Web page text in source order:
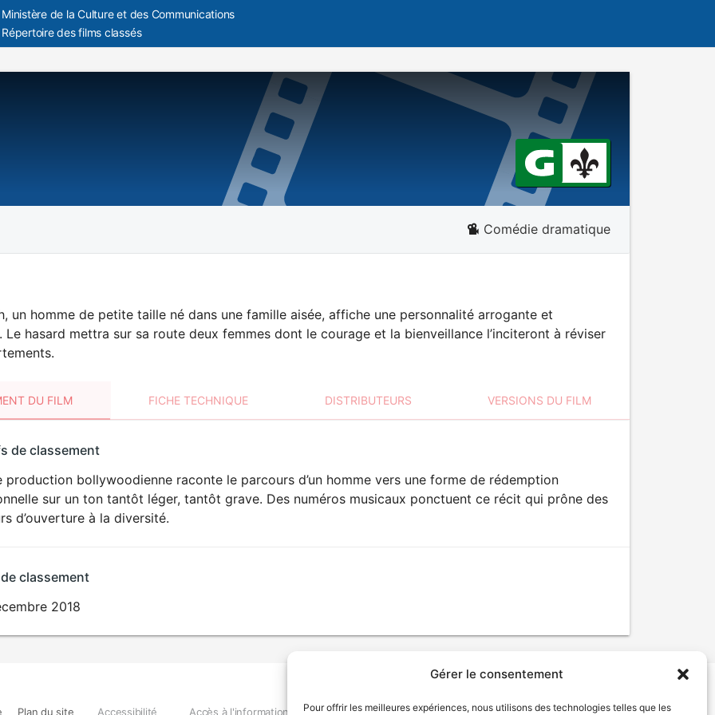
Gérer le consentement
Pour offrir les meilleures expériences, nous utilisons des technologies telles que les
Ministère de la Culture et des Communications
Répertoire des films classés
Comédie dramatique
un homme de petite taille né dans une famille aisée, affiche une personnalité arrogante et
Le hasard mettra sur sa route deux femmes dont le courage et la bienveillance l’inciteront à réviser
DU FILM FICHE TECHNIQUE DISTRIBUTEURS VERSIONS DU FILM
de classement
production bollywoodienne raconte le parcours d’un homme vers une forme de rédemption
sur un ton tantôt léger, tantôt grave. Des numéros musicaux ponctuent ce récit qui prône des
d’ouverture à la diversité.
classement
2018
Plan du site Accessibilité Accès à l'information Déclaration de services Politique de confidentialité